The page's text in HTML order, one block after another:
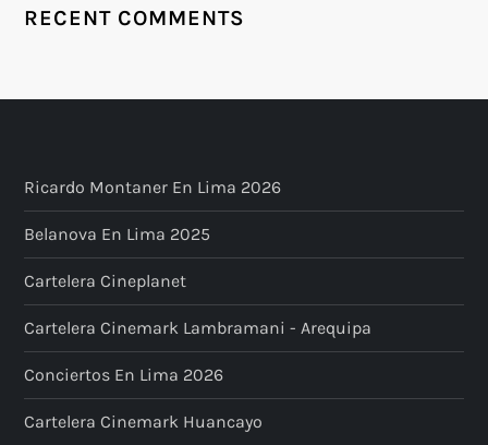
RECENT COMMENTS
Ricardo Montaner En Lima 2026
Belanova En Lima 2025
Cartelera Cineplanet
Cartelera Cinemark Lambramani - Arequipa
Conciertos En Lima 2026
Cartelera Cinemark Huancayo